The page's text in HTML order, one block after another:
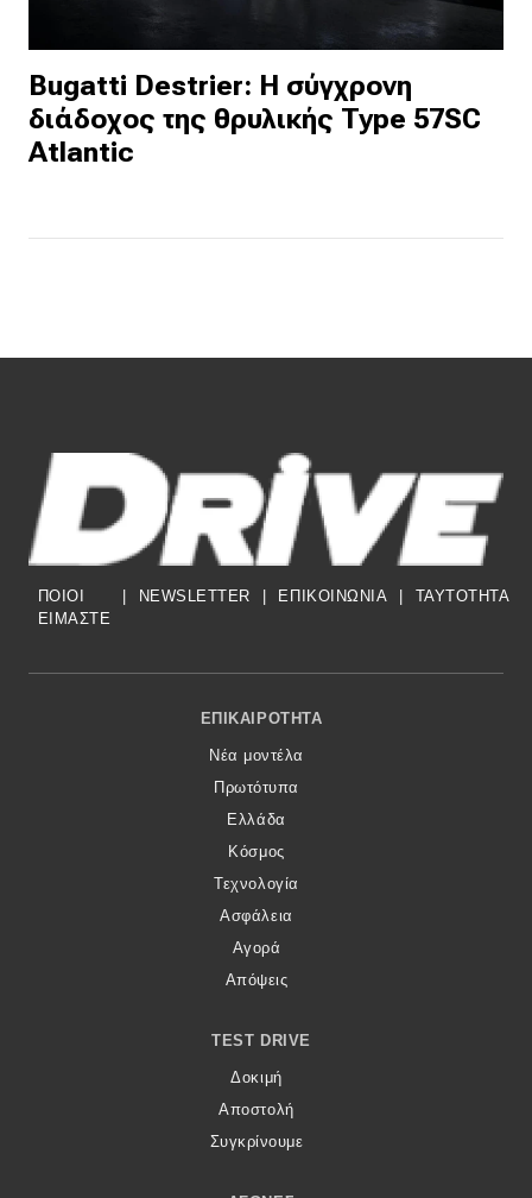
Bugatti Destrier: Η σύγχρονη
διάδοχος της θρυλικής Type 57SC
Atlantic
ΠΟΙΟΙ
ΕΙΜΑΣΤΕ
NEWSLETTER ΕΠΙΚΟΙΝΩΝΙΑ TAYTOTHTA
Footer Menu
ΕΠΙΚΑΙΡΌΤΗΤΑ
Νέα μοντέλα
Πρωτότυπα
Ελλάδα
Κόσμος
Τεχνολογία
Ασφάλεια
Αγορά
Απόψεις
TEST DRIVE
Δοκιμή
Αποστολή
Συγκρίνουμε